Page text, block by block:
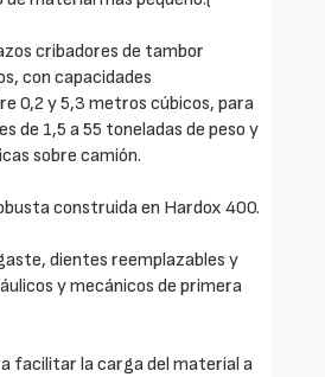
cribadores de tambor
con capacidades
0,2 y 5,3 metros cúbicos, para
de 1,5 a 55 toneladas de peso y
sobre camión.
construida en Hardox 400.
dientes reemplazables y
y mecánicos de primera
facilitar la carga del material a